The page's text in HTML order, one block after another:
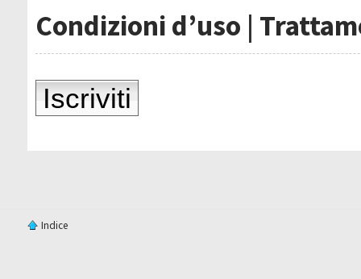
Condizioni d’uso |
Iscriviti
Indice